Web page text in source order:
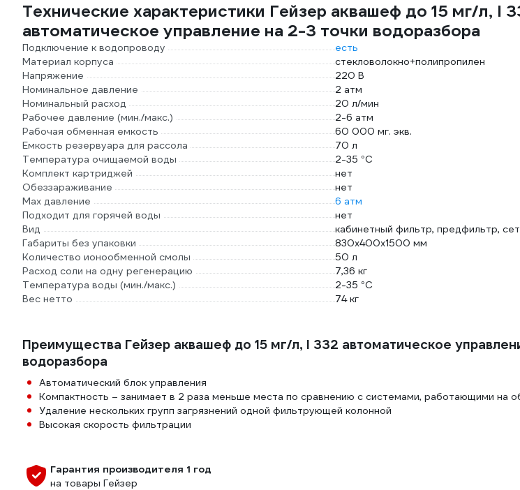
Технические характеристики Гейзер аквашеф до 15 мг/л, l
автоматическое управление на 2-3 точки водоразбора
Подключение к водопроводу
есть
Материал корпуса
стекловолокно+полипропилен
Напряжение
220 В
Номинальное давление
2 атм
Номинальный расход
20 л/мин
Рабочее давление (мин./макс.)
2-6 атм
Рабочая обменная емкость
60 000 мг. экв.
Емкость резервуара для рассола
70 л
Температура очищаемой воды
2-35 °С
Комплект картриджей
нет
Обеззараживание
нет
Max давление
6 атм
Подходит для горячей воды
нет
Вид
кабинетный фильтр, предфильтр,
Габариты без упаковки
830x400x1500 мм
Количество ионообменной смолы
50 л
Расход соли на одну регенерацию
7,36 кг
Температура воды (мин./макс.)
2-35 °С
Вес нетто
74 кг
Преимущества Гейзер аквашеф до 15 мг/л, l 332 автоматическое
водоразбора
Автоматический блок управления
Компактность – занимает в 2 раза меньше места по сравнению с системами, работающими на
Удаление нескольких групп загрязнений одной фильтрующей колонной
Высокая скорость фильтрации
Гарантия производителя 1 год
на товары Гейзер